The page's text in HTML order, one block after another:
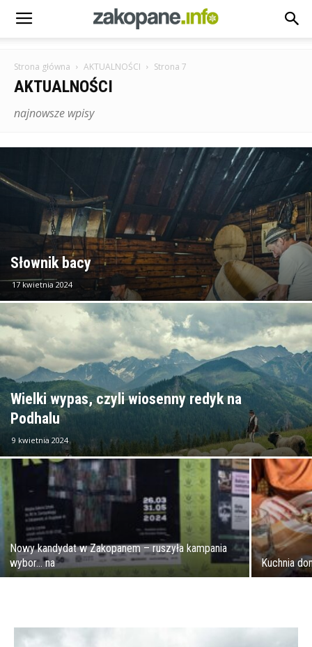
Strona główna AKTUALNOŚCI Strona 7
AKTUALNOŚCI
najnowsze wpisy
Słownik bacy
17 kwietnia 2024
Wielki wypas, czyli wiosenny redyk na
Podhalu
9 kwietnia 2024
Nowy kandydat w Zakopanem – ruszyła kampania
wybor… na
Kuchnia